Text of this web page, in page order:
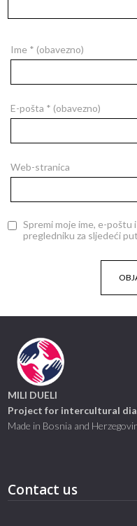
Ime * (obavezno)
E-pošta * (obavezno)
Web-stranica
Spremi moje ime, e-
pregledniku za sljedeći
MILI DUELI
Project for intercultural
Made in Bosnia and
Contact us